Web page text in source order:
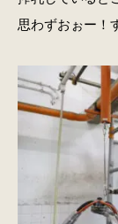
思わずおぉー！